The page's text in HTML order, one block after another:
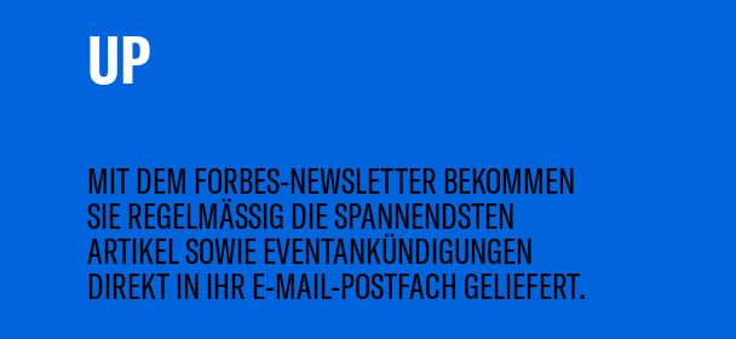
UP
MIT DEM FORBES-NEWSLETTER BEKOMMEN
SIE REGELMÄSSIG DIE SPANNENDSTEN
ARTIKEL SOWIE EVENTANKÜNDIGUNGEN
DIREKT IN IHR E-MAIL-POSTFACH GELIEFERT.